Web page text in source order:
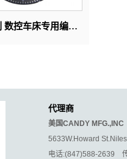
UFO系列 数控车床专用编码器
代理商
美国CANDY MFG.,INC
5633W.Howard
电话:(847)588-2639